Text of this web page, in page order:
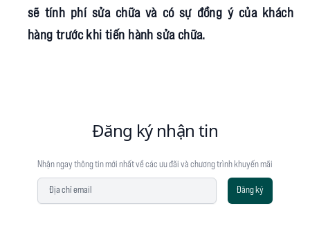
sẽ tính phí sửa chữa và có sự đồng ý của khách
hàng trước khi tiến hành sửa chữa.
Đăng ký nhận tin
Nhận ngay thông tin mới nhất về các ưu đãi và chương trình khuyến mãi
Địa chỉ email Đăng ký